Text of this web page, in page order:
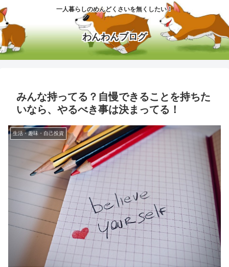
一人暮らしのめんどくさいを無くしたい！
わんわんブログ
みんな持ってる？自慢できることを持ちた
いなら、やるべき事は決まってる！
生活・趣味・自己投資